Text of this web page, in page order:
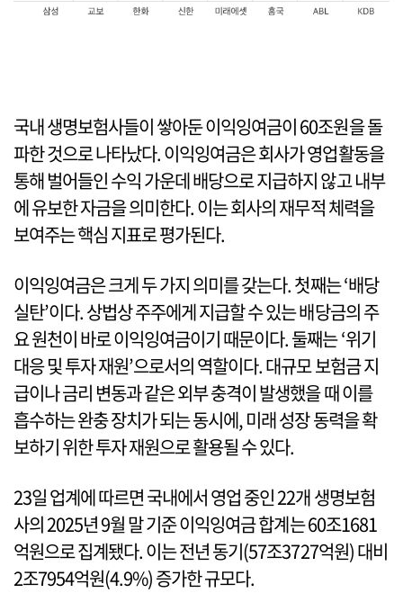
국내 생명보험사들이 쌓아둔 이익잉여금이 60조원을 돌
파한 것으로 나타났다. 이익잉여금은 회사가 영업활동을
통해 벌어들인 수익 가운데 배당으로 지급하지 않고 내부
에 유보한 자금을 의미한다. 이는 회사의 재무적 체력을
보여주는 핵심 지표로 평가된다.
이익잉여금은 크게 두 가지 의미를 갖는다. 첫째는 ‘배당
실탄’이다. 상법상 주주에게 지급할 수 있는 배당금의 주
요 원천이 바로 이익잉여금이기 때문이다. 둘째는 ‘위기
대응 및 투자 재원’으로서의 역할이다. 대규모 보험금 지
급이나 금리 변동과 같은 외부 충격이 발생했을 때 이를
흡수하는 완충 장치가 되는 동시에, 미래 성장 동력을 확
보하기 위한 투자 재원으로 활용될 수 있다.
23일 업계에 따르면 국내에서 영업 중인 22개 생명보험
사의 2025년 9월 말 기준 이익잉여금 합계는 60조1681
억원으로 집계됐다. 이는 전년 동기(57조3727억원) 대비
2조7954억원(4.9%) 증가한 규모다.